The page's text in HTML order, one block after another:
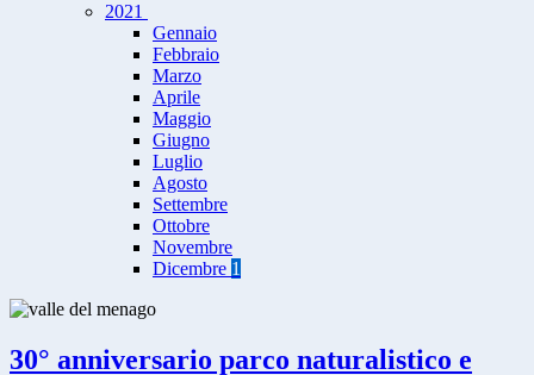
2021
Gennaio
Febbraio
Marzo
Aprile
Maggio
Giugno
Luglio
Agosto
Settembre
Ottobre
Novembre
Dicembre 1
30° anniversario parco naturalistico e